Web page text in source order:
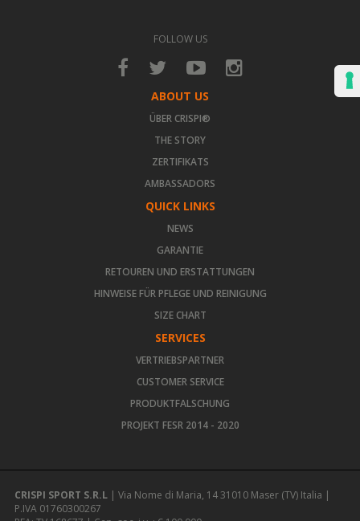
FOLLOW US
ABOUT US
ÜBER CRISPI®
THE STORY
ZERTIFIKATS
AMBASSADORS
QUICK LINKS
NEWS
GARANTIE
RETOUREN UND ERSTATTUNGEN
HINWEISE FÜR PFLEGE UND REINIGUNG
SIZE CHART
SERVICES
VERTRIEBSPARTNER
CUSTOMER SERVICE
PRODUKTFALSCHUNG
PROJEKT FESR 2014 - 2020
CRISPI SPORT S.R.L | Via Nome di Maria, 14 31010 Maser (TV) Italia |
P.IVA 01760300267